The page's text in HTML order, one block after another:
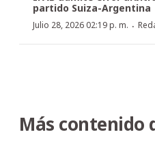
partido Suiza-Argentina
Julio 28, 2026 02:19 p. m. ·
Más contenido